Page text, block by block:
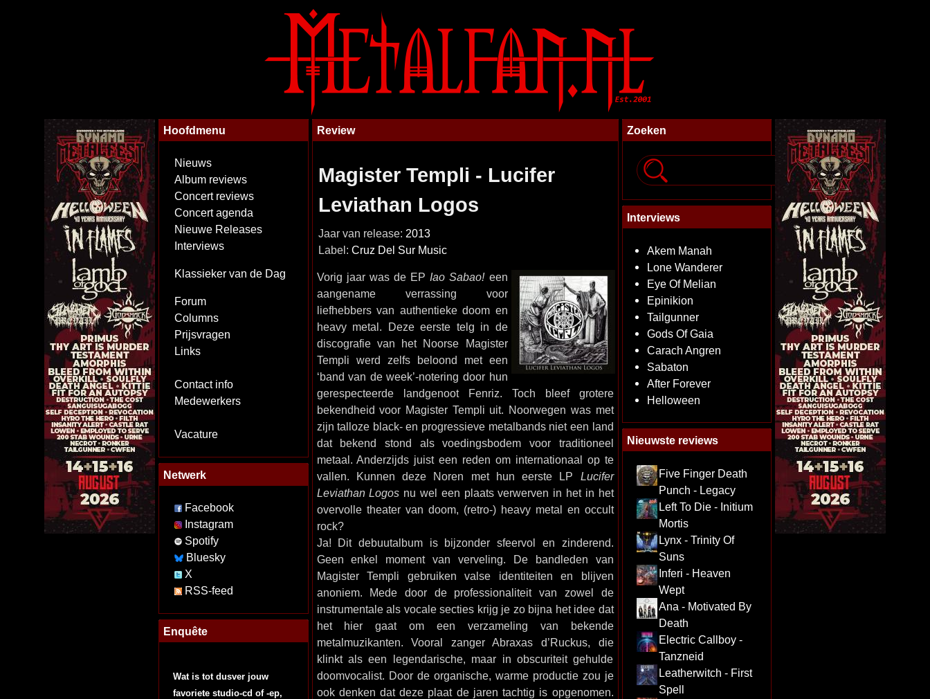
Hoofdmenu
Nieuws
Album reviews
Concert reviews
Concert agenda
Nieuwe Releases
Interviews
Klassieker van de Dag
Forum
Columns
Prijsvragen
Links
Contact info
Medewerkers
Vacature
Netwerk
Facebook
Instagram
Spotify
Bluesky
X
RSS-feed
Enquête
Wat is tot dusver jouw
favoriete studio-cd of -ep,
Review
Magister Templi - Lucifer
Leviathan Logos
Jaar van release: 2013
Label: Cruz Del Sur Music
Vorig jaar was de EP Iao Sabao!een
aangename verrassing voor
liefhebbers van authentieke doom en
heavy metal. Deze eerste telg in de
discografie van het Noorse Magister
Templi werd zelfs beloond met een
‘band van de week’-notering door hun
gerespecteerde landgenoot Fenriz. Toch bleef grotere
bekendheid voor Magister Templi uit. Noorwegen was met
zijn talloze black- en progressieve metalbands niet een land
dat bekend stond als voedingsbodem voor traditioneel
metaal. Anderzijds juist een reden om internationaal op te
vallen. Kunnen deze Noren met hun eerste LP Lucifer
Leviathan Logos nu wel een plaats verwerven in het in het
overvolle theater van doom, (retro-) heavy metal en occult
rock?
Ja! Dit debuutalbum is bijzonder sfeervol en zinderend.
Geen enkel moment van verveling. De bandleden van
Magister Templi gebruiken valse identiteiten en blijven
anoniem. Mede door de professionaliteit van zowel de
instrumentale als vocale secties krijg je zo bijna het idee dat
het hier gaat om een verzameling van bekende
metalmuzikanten. Vooral zanger Abraxas d’Ruckus, die
klinkt als een legendarische, maar in obscuriteit gehulde
doomvocalist. Door de organische, warme productie zou je
ook denken dat deze plaat de jaren tachtig is opgenomen.
Zoeken
Interviews
Akem Manah
Lone Wanderer
Eye Of Melian
Epinikion
Tailgunner
Gods Of Gaia
Carach Angren
Sabaton
After Forever
Helloween
Nieuwste reviews
Five Finger Death
Punch - Legacy
Left To Die - Initium
Mortis
Lynx - Trinity Of
Suns
Inferi - Heaven
Wept
Ana - Motivated By
Death
Electric Callboy -
Tanzneid
Leatherwitch - First
Spell